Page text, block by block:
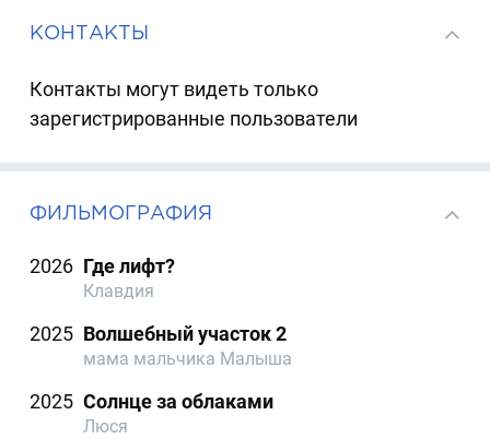
КОНТАКТЫ
Контакты могут видеть только
зарегистрированные пользователи
ФИЛЬМОГРАФИЯ
2026 Где лифт?
Клавдия
2025 Волшебный участок 2
мама мальчика Малыша
2025 Солнце за облаками
Люся